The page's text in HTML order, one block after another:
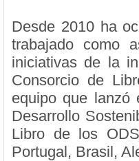
Desde 2010 ha
trabajado como
iniciativas de la
Consorcio de
equipo que lanzó
Desarrollo
Libro de los
Portugal, Brasil,